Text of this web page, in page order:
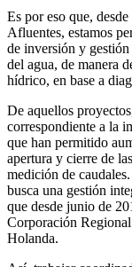
Es por eso que,
Afluentes, estamos
de inversión y
del agua, de manera
hídrico, en base a
De aquellos
correspondiente a la
que han permitido
apertura y cierre de
medición de
busca una gestión
que desde junio de
Corporación
Holanda.